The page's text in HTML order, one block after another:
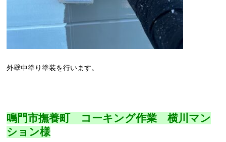
外壁中塗り塗装を行います。
鳴門市撫養町 コーキング作業 横川マン
ション様